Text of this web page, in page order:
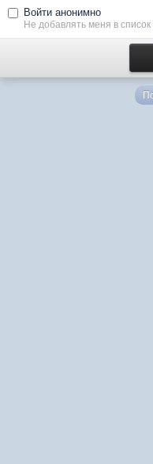
Войти анонимно
Не добавлять меня в